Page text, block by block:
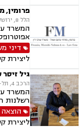
נזיקין,
ולידה,
בריאות
נפגעי
פרומין,
הלל 8, ירושלים
המשרד
ייפוי
הורות חד
עסקאות
ערבויות
מניעה,
רגל,
תביעות
דיני
ליצירת
גיל
הרכב 4, תל-אביב
המשרד
רשלנות
עבודה,
ליצירת